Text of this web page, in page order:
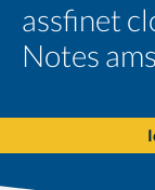
assfinet
Notes